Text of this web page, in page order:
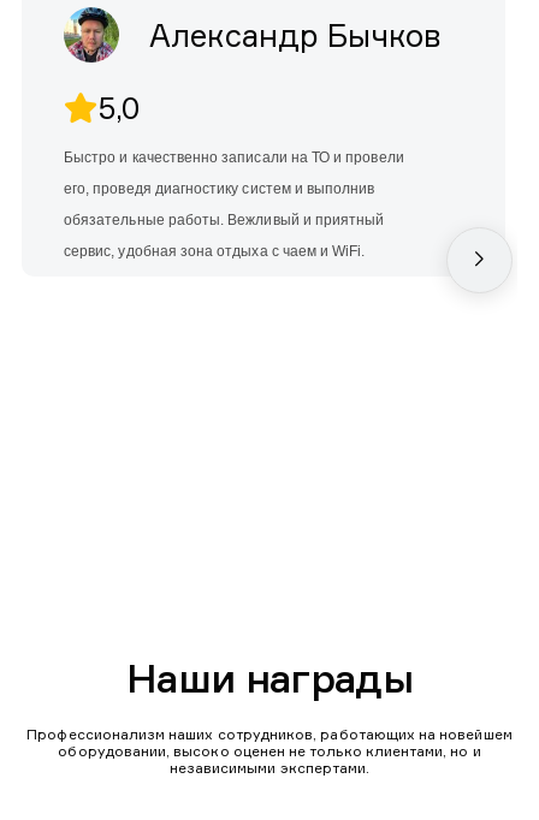
Александр Бычков
5,0
Быстро и качественно записали на ТО и провели
его, проведя диагностику систем и выполнив
обязательные работы. Вежливый и приятный
сервис, удобная зона отдыха с чаем и WiFi.
Наши награды
Профессионализм наших сотрудников, работающих на новейшем
оборудовании, высоко оценен не только клиентами, но и
независимыми экспертами.